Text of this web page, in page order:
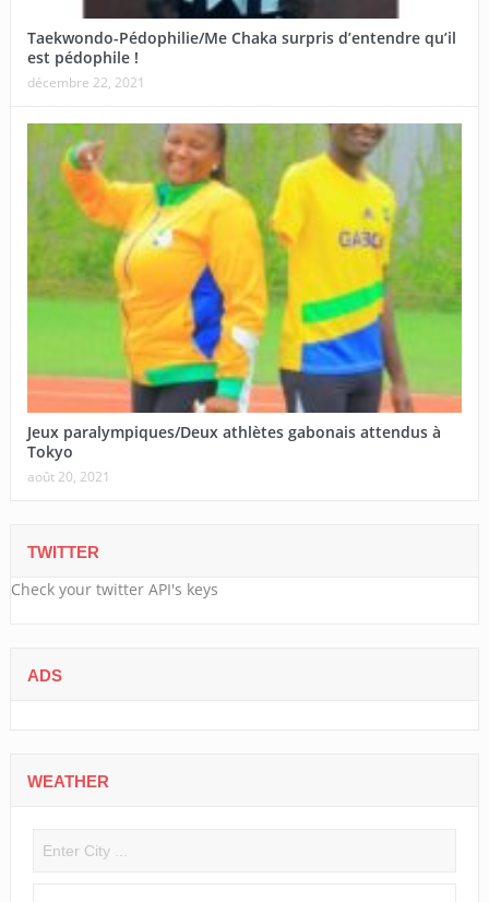
Taekwondo-Pédophilie/Me Chaka surpris d’entendre qu’il
est pédophile !
décembre 22, 2021
Jeux paralympiques/Deux athlètes gabonais attendus à
Tokyo
août 20, 2021
TWITTER
Check your twitter API's keys
ADS
WEATHER